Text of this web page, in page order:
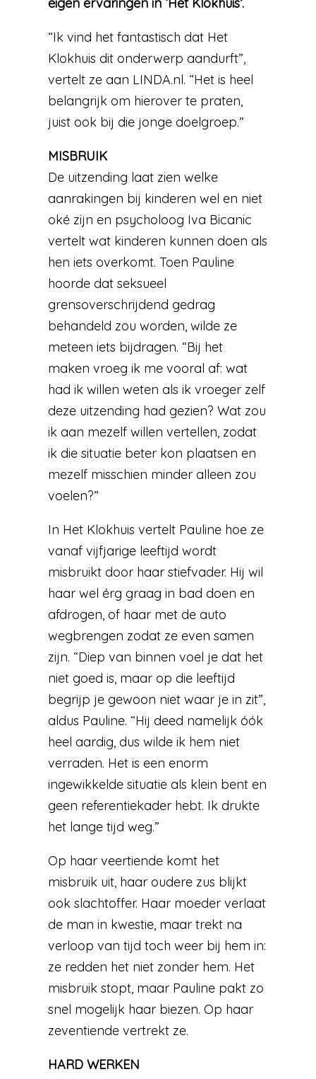
eigen ervaringen in ‘Het Klokhuis’.
“Ik vind het fantastisch dat Het
Klokhuis dit onderwerp aandurft”,
vertelt ze aan LINDA.nl. “Het is heel
belangrijk om hierover te praten,
juist ook bij die jonge doelgroep.”
MISBRUIK
De uitzending laat zien welke
aanrakingen bij kinderen wel en niet
oké zijn en psycholoog Iva Bicanic
vertelt wat kinderen kunnen doen als
hen iets overkomt. Toen Pauline
hoorde dat seksueel
grensoverschrijdend gedrag
behandeld zou worden, wilde ze
meteen iets bijdragen. “Bij het
maken vroeg ik me vooral af: wat
had ik willen weten als ik vroeger zelf
deze uitzending had gezien? Wat zou
ik aan mezelf willen vertellen, zodat
ik die situatie beter kon plaatsen en
mezelf misschien minder alleen zou
voelen?”
In Het Klokhuis vertelt Pauline hoe ze
vanaf vijfjarige leeftijd wordt
misbruikt door haar stiefvader. Hij wil
haar wel érg graag in bad doen en
afdrogen, of haar met de auto
wegbrengen zodat ze even samen
zijn. “Diep van binnen voel je dat het
niet goed is, maar op die leeftijd
begrijp je gewoon niet waar je in zit”,
aldus Pauline. “Hij deed namelijk óók
heel aardig, dus wilde ik hem niet
verraden. Het is een enorm
ingewikkelde situatie als klein bent en
geen referentiekader hebt. Ik drukte
het lange tijd weg.”
Op haar veertiende komt het
misbruik uit, haar oudere zus blijkt
ook slachtoffer. Haar moeder verlaat
de man in kwestie, maar trekt na
verloop van tijd toch weer bij hem in:
ze redden het niet zonder hem. Het
misbruik stopt, maar Pauline pakt zo
snel mogelijk haar biezen. Op haar
zeventiende vertrekt ze.
HARD WERKEN